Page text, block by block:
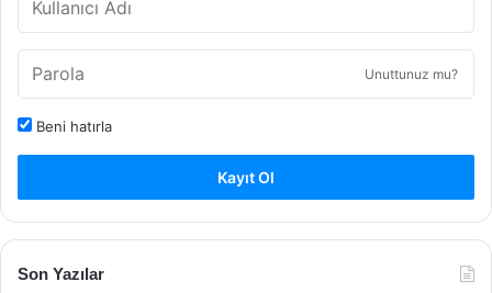
Unuttunuz mu?
Beni hatırla
Kayıt Ol
Son Yazılar